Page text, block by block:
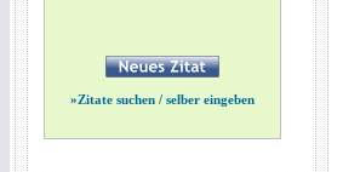
»Zitate suchen / selber eingeben